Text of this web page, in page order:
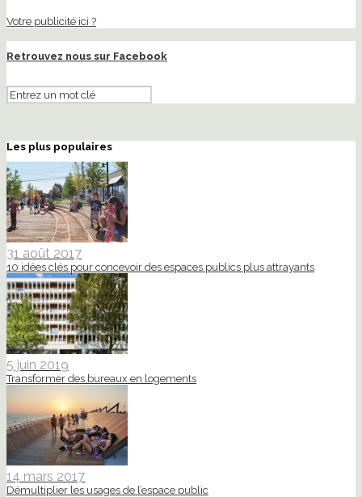
Votre publicité ici ?
Retrouvez nous sur Facebook
Les plus populaires
31 août 2017
10 idées clés pour concevoir des espaces publics plus attrayants
5 juin 2019
Transformer des bureaux en logements
14 mars 2017
Démultiplier les usages de l’espace public